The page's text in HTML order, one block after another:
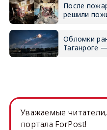
После
решили
Обломки
Таганроге
Уважаемые
портала ForPost!